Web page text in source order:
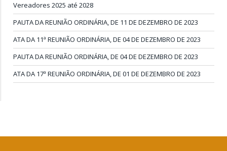
Vereadores 2025 até 2028
PAUTA DA REUNIÃO ORDINÁRIA, DE 11 DE DEZEMBRO DE 2023
ATA DA 11ª REUNIÃO ORDINÁRIA, DE 04 DE DEZEMBRO DE 2023
PAUTA DA REUNIÃO ORDINÁRIA, DE 04 DE DEZEMBRO DE 2023
ATA DA 17ª REUNIÃO ORDINÁRIA, DE 01 DE DEZEMBRO DE 2023